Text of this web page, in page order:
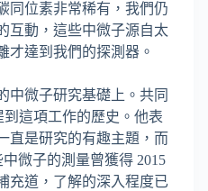
同位素非常稀有，我們仍
互動，這些中微子源自太
才達到我們的探測器。
中微子研究基礎上。共同
到這項工作的歷史。他表
直是研究的有趣主題，而
微子的測量曾獲得 2015
充道，了解的深入程度已